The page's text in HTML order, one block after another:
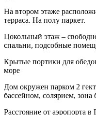
На втором этаже
терраса. На полу паркет.
Цокольный этаж –
спальни, подсобные
Крытые портики для
море
Дом окружен парком 2
бассейном, солярием,
Расстояние от аэропорта